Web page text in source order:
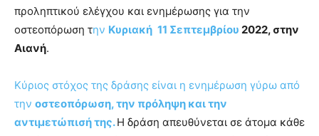
προληπτικού ελέγχου και ενημέρωσης για την
οστεοπόρωση την Κυριακή 11 Σεπτεμβρίου 2022, στην
Αιανή.
Κύριος στόχος της δράσης είναι η ενημέρωση γύρω από
την οστεοπόρωση, την πρόληψη και την
αντιμετώπισή της.Η δράση απευθύνεται σε άτομα κάθε